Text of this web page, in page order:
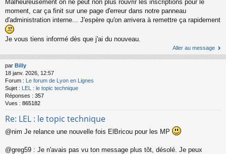
Malheureusement on ne peut non plus rouvrir les inscriptions pour le
moment, car ça finit sur une page d'erreur dans notre panneau
d'administration interne... J'espère qu'on arrivera à remettre ça rapidement
Je vous tiens informé dès que j'ai du nouveau.
Aller au message
par Billy
18 janv. 2026, 12:57
Forum : Le forum de Lyon en Lignes
Sujet : LEL : le topic technique
Réponses : 357
Vues : 865182
Re: LEL : le topic technique
@nim Je relance une nouvelle fois ElBricou pour les MP
@greg59 : Je n'avais pas vu ton message plus tôt, désolé. Je peux